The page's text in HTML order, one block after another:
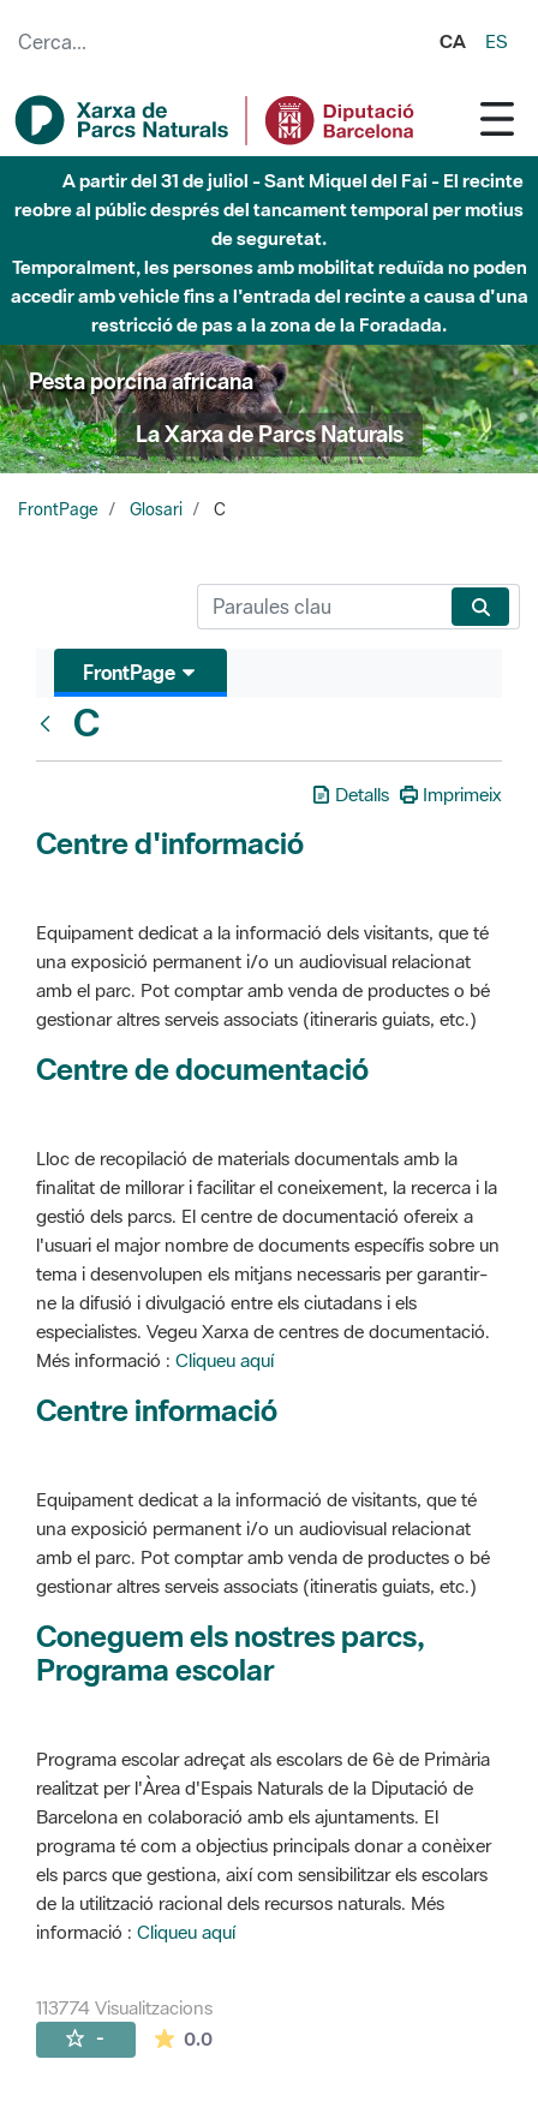
CA ES
A partir del 31 de juliol - Sant Miquel del Fai - El recinte
reobre al públic després del tancament temporal per motius
de seguretat.
Temporalment, les persones amb mobilitat reduïda no poden
accedir amb vehicle fins a l'entrada del recinte a causa d'una
restricció de pas a la zona de la Foradada.
Pesta porcina africana
La Xarxa de Parcs Naturals
FrontPage Glosari C
FrontPage
C
Detalls Imprimeix
Centre d'informació
Equipament dedicat a la informació dels visitants, que té
una exposició permanent i/o un audiovisual relacionat
amb el parc. Pot comptar amb venda de productes o bé
gestionar altres serveis associats (itineraris guiats, etc.)
Centre de documentació
Lloc de recopilació de materials documentals amb la
finalitat de millorar i facilitar el coneixement, la recerca i la
gestió dels parcs. El centre de documentació ofereix a
l'usuari el major nombre de documents específis sobre un
tema i desenvolupen els mitjans necessaris per garantir-
ne la difusió i divulgació entre els ciutadans i els
especialistes. Vegeu Xarxa de centres de documentació.
Més informació : Cliqueu aquí
Centre informació
Equipament dedicat a la informació de visitants, que té
una exposició permanent i/o un audiovisual relacionat
amb el parc. Pot comptar amb venda de productes o bé
gestionar altres serveis associats (itineratis guiats, etc.)
Coneguem els nostres parcs,
Programa escolar
Programa escolar adreçat als escolars de 6è de Primària
realitzat per l'Àrea d'Espais Naturals de la Diputació de
Barcelona en colaboració amb els ajuntaments. El
programa té com a objectius principals donar a conèixer
els parcs que gestiona, així com sensibilitzar els escolars
de la utilització racional dels recursos naturals. Més
informació : Cliqueu aquí
113774 Visualitzacions
- 0.0La mitjana de les valoracions és de 0